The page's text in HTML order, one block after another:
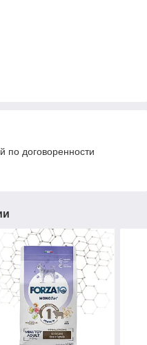
по договоренности